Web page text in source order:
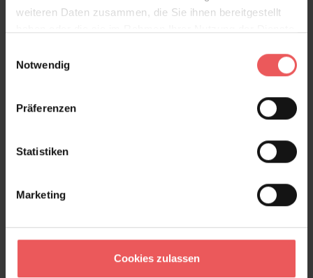
weiteren Daten zusammen, die Sie ihnen bereitgestellt
Notwendig
Präferenzen
Statistiken
Marketing
Cookies zulassen